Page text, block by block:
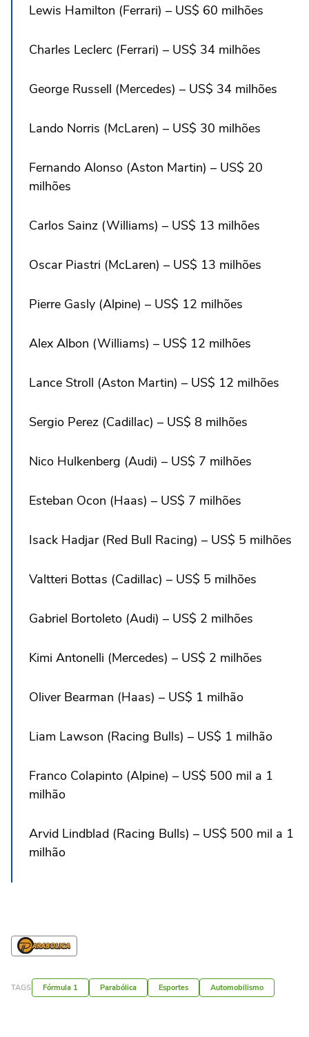
Lewis Hamilton (Ferrari) – US$ 60 milhões
Charles Leclerc (Ferrari) – US$ 34 milhões
George Russell (Mercedes) – US$ 34 milhões
Lando Norris (McLaren) – US$ 30 milhões
Fernando Alonso (Aston Martin) – US$ 20
milhões
Carlos Sainz (Williams) – US$ 13 milhões
Oscar Piastri (McLaren) – US$ 13 milhões
Pierre Gasly (Alpine) – US$ 12 milhões
Alex Albon (Williams) – US$ 12 milhões
Lance Stroll (Aston Martin) – US$ 12 milhões
Sergio Perez (Cadillac) – US$ 8 milhões
Nico Hulkenberg (Audi) – US$ 7 milhões
Esteban Ocon (Haas) – US$ 7 milhões
Isack Hadjar (Red Bull Racing) – US$ 5 milhões
Valtteri Bottas (Cadillac) – US$ 5 milhões
Gabriel Bortoleto (Audi) – US$ 2 milhões
Kimi Antonelli (Mercedes) – US$ 2 milhões
Oliver Bearman (Haas) – US$ 1 milhão
Liam Lawson (Racing Bulls) – US$ 1 milhão
Franco Colapinto (Alpine) – US$ 500 mil a 1
milhão
Arvid Lindblad (Racing Bulls) – US$ 500 mil a 1
milhão
TAGS Fórmula 1 Parabólica Esportes Automobilismo